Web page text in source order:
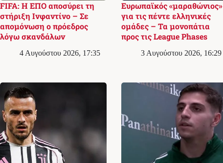
FIFA: Η ΕΠΟ αποσύρει τη
στήριξη Ινφαντίνο – Σε
απομόνωση ο πρόεδρος
λόγω σκανδάλων
4 Αυγούστου 2026, 17:35
Ευρωπαϊκός «μαραθώνιος»
για τις πέντε ελληνικές
ομάδες – Τα μονοπάτια
προς τις League Phases
3 Αυγούστου 2026, 16:29